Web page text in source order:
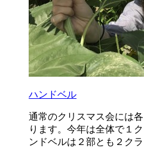
ハンドベル
通常のクリスマス会には
ります。今年は全体で１
ンドベルは２部とも２クラ